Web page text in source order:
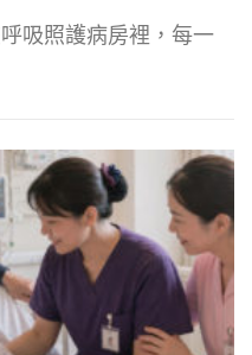
吸照護病房裡，每一